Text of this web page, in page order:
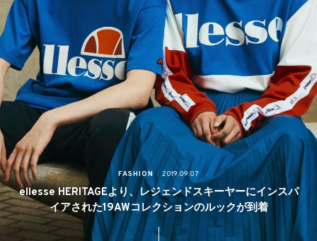
FASHION 2019.09.07
ellesse HERITAGEより、レジェンドスキーヤーにインスパ
イアされた19AWコレクションのルックが到着